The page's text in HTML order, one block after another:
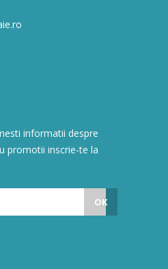
informatii despre
promotii inscrie-te la
OK